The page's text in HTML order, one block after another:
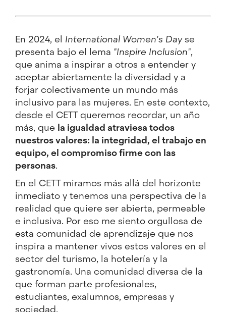
En 2024, el International Women's Dayse
presenta bajo el lema "Inspire Inclusion",
que anima a inspirar a otros a entender y
aceptar abiertamente la diversidad y a
forjar colectivamente un mundo más
inclusivo para las mujeres. En este contexto,
desde el CETT queremos recordar, un año
más, que la igualdad atraviesa todos
nuestros valores: la integridad, el trabajo en
equipo, el compromiso firme con las
personas.
En el CETT miramos más allá del horizonte
inmediato y tenemos una perspectiva de la
realidad que quiere ser abierta, permeable
e inclusiva. Por eso me siento orgullosa de
esta comunidad de aprendizaje que nos
inspira a mantener vivos estos valores en el
sector del turismo, la hotelería y la
gastronomía. Una comunidad diversa de la
que forman parte profesionales,
estudiantes, exalumnos, empresas y
sociedad.